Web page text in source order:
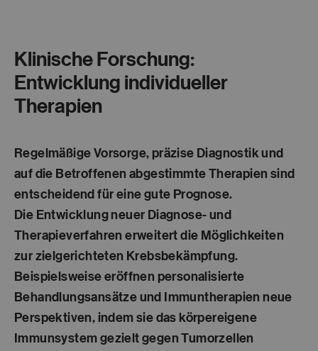
Klinische Forschung:
Entwicklung individueller
Therapien
Regelmäßige Vorsorge, präzise Diagnostik und
auf die Betroffenen abgestimmte Therapien sind
entscheidend für eine gute Prognose.
Die Entwicklung neuer Diagnose- und
Therapieverfahren erweitert die Möglichkeiten
zur zielgerichteten Krebsbekämpfung.
Beispielsweise eröffnen personalisierte
Behandlungsansätze und Immuntherapien neue
Perspektiven, indem sie das körpereigene
Immunsystem gezielt gegen Tumorzellen